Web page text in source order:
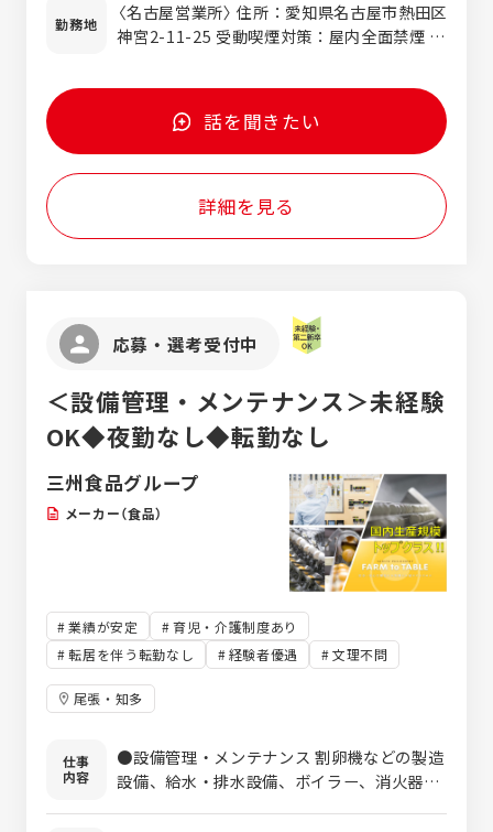
ちしたいと本人が宣言するまで、先輩に同行
してもらいます。 ∟お客様との接し方な
属先の編成 ・営業はチーム制となっており、
1チーム5名までとなっています。 ∟文系出
身の社員が中心となって活躍しています。
は追加支給 <予定年収> 330万円～400万円
※短期雇用契約 最初の2ヶ月（期間中は日給
勤務地
〈名古屋営業所〉 住所：愛知県名古屋市熱田区
神宮2-11-25 受動喫煙対策：屋内全面禁煙 転
所：愛知県豊田市高岡本町南24 受動喫煙対
策：屋内全面禁煙 転勤：有（名古屋営業所の
尻町719 受動喫煙対策：屋内全面禁煙 転勤：
無 ※勤務先は希望を考慮します
話を聞きたい
詳細を見る
応募・選考受付中
＜設備管理・メンテナンス＞未経験
OK◆夜勤なし◆転勤なし
三州食品グループ
メーカー（食品）
業績が安定
育児・介護制度あり
転居を伴う転勤なし
経験者優遇 文理不問
尾張・知多
仕事
内容
●設備管理・メンテナンス 割卵機などの製造
設備、給水・排水設備、ボイラー、消火器な